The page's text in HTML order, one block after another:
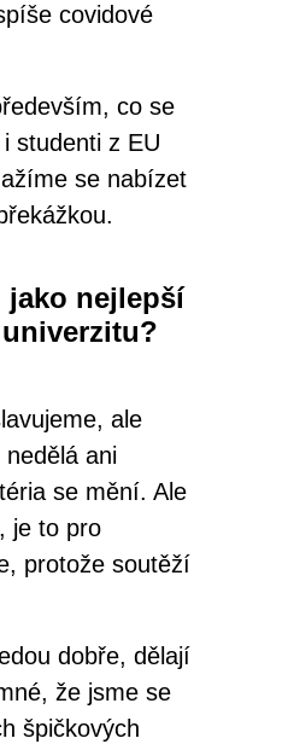
covidové
co se
studenti z EU
se nabízet
jako nejlepší
ale
ani
se mění. Ale
je to pro
protože soutěží
dobře, dělají
že jsme se
špičkových